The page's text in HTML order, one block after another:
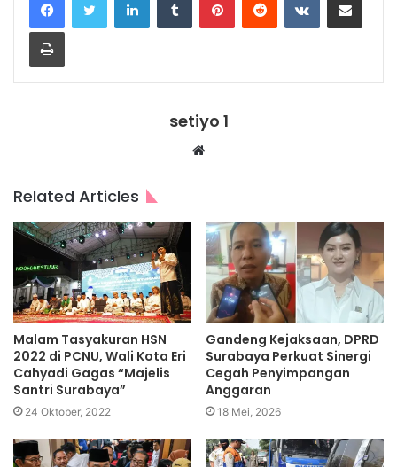
Print
setiyo 1
Website
Related Articles
Malam Tasyakuran HSN
2022 di PCNU, Wali Kota Eri
Cahyadi Gagas “Majelis
Santri Surabaya”
24 Oktober, 2022
Gandeng Kejaksaan, DPRD
Surabaya Perkuat Sinergi
Cegah Penyimpangan
Anggaran
18 Mei, 2026